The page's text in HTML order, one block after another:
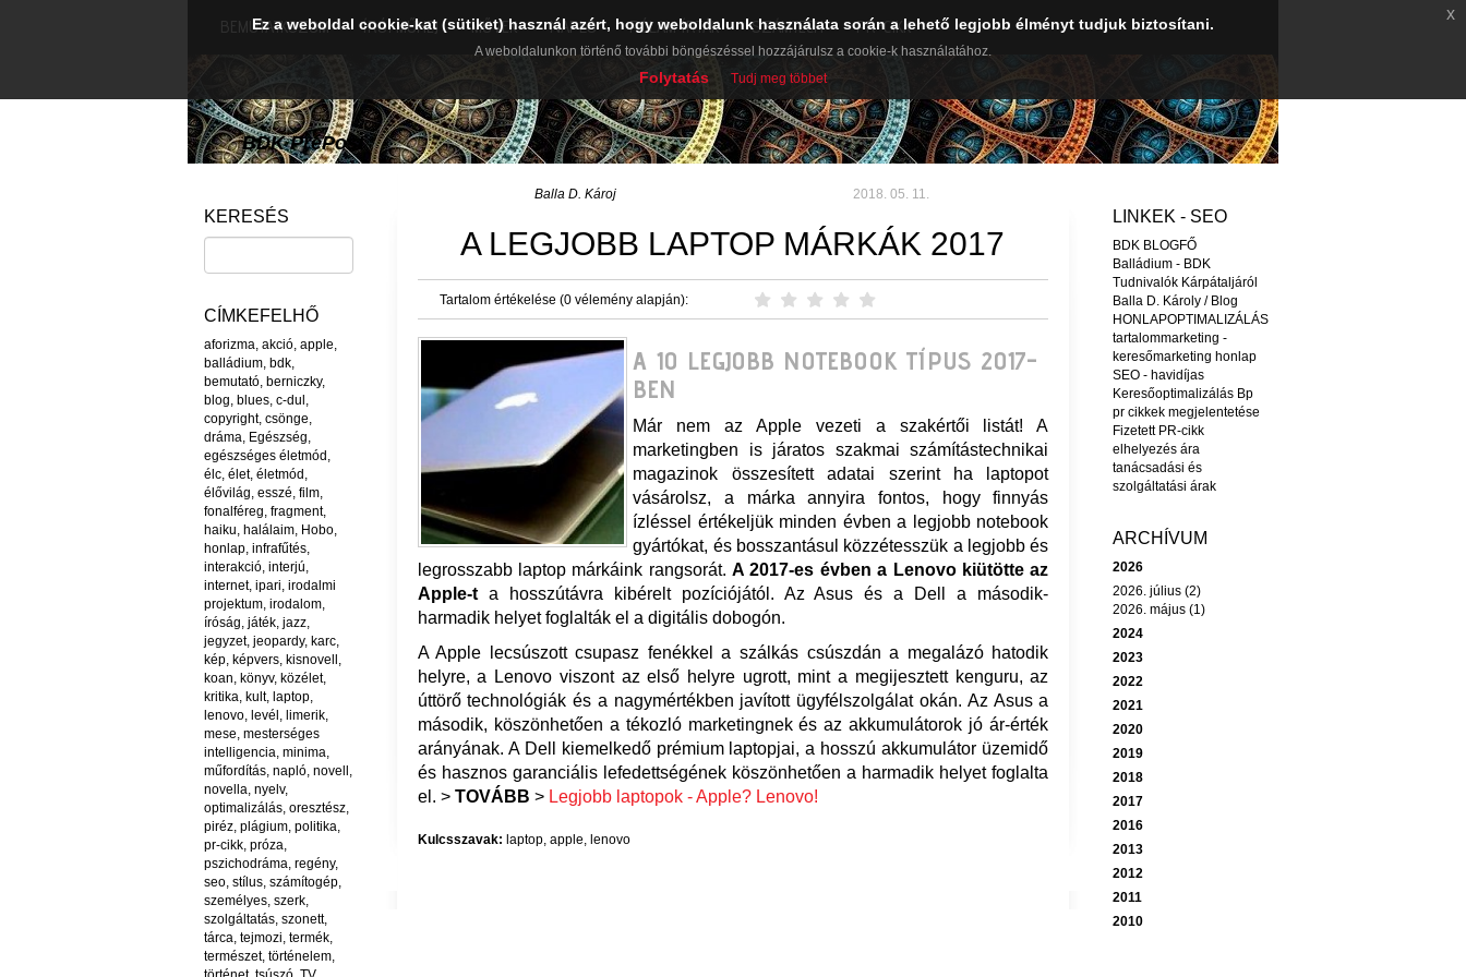
BEMUTATKOZOM ÍRÓI MŰHEJ MŰVEK NAPLÓ RÓLAM ÍRTÁK SZÁMTECH PR-CIKK
BDK PréPost
Balla D. Károj 2018. 05. 11.
A LEGJOBB LAPTOP MÁRKÁK 2017
Tartalom értékelése (0 vélemény alapján):
A 10 LEGJOBB NOTEBOOK TÍPUS 2017-
BEN
Már nem az Apple vezeti a szakértői listát! A
marketingben is járatos szakmai számítástechnikai
magazinok összesített adatai szerint ha laptopot
vásárolsz, a márka annyira fontos, hogy finnyás
ízléssel értékeljük minden évben a legjobb notebook
gyártókat, és bosszantásul közzétesszük a legjobb és
legrosszabb laptop márkáink rangsorát.A 2017-es évben a Lenovo kiütötte az
Apple-ta hosszútávra kibérelt pozíciójától. Az Asus és a Dell a második-
harmadik helyet foglalták el a digitális dobogón.
A Apple lecsúszott csupasz fenékkel a szálkás csúszdán a megalázó hatodik
helyre, a Lenovo viszont az első helyre ugrott, mint a megijesztett kenguru, az
úttörő technológiák és a nagymértékben javított ügyfélszolgálat okán. Az Asus a
második, köszönhetően a tékozló marketingnek és az akkumulátorok jó ár-érték
arányának. A Dell kiemelkedő prémium laptopjai, a hosszú akkumulátor üzemidő
és hasznos garanciális lefedettségének köszönhetően a harmadik helyet foglalta
el. > TOVÁBB > Legjobb laptopok - Apple? Lenovo!
Kulcsszavak: laptop, apple, lenovo
KERESÉS
CÍMKEFELHŐ
aforizma, akció, apple,
balládium, bdk,
bemutató, berniczky,
blog, blues, c-dul ,
copyright, csönge,
dráma, Egészség,
egészséges életmód ,
élc, élet, életmód ,
élővilág, esszé, film,
fonalféreg, fragment,
haiku, halálaim, Hobo,
honlap, infrafűtés,
interakció, interjú,
internet, ipari, irodalmi
projektum, irodalom,
íróság, játék, jazz,
jegyzet, jeopardy, karc,
kép, képvers, kisnovell ,
koan, könyv, közélet,
kritika, kult, laptop,
lenovo, levél , limerik,
mese, mesterséges
intelligencia, minima,
műfordítás, napló, novell ,
novella, nyelv,
optimalizálás, oresztész,
piréz, plágium, politika,
pr-cikk, próza,
pszichodráma, regény,
seo, stílus, számítogép,
személyes, szerk,
szolgáltatás, szonett,
tárca, tejmozi, termék,
természet, történelem,
LINKEK - SEO
BDK BLOGFŐ
Balládium - BDK
Tudnivalók Kárpátaljáról
Balla D. Károly / Blog
HONLAPOPTIMALIZÁLÁS
tartalommarketing -
keresőmarketing honlap
SEO - havidíjas
Keresőoptimalizálás Bp
pr cikkek megjelentetése
Fizetett PR-cikk
elhelyezés ára
tanácsadási és
szolgáltatási árak
ARCHÍVUM
2026
2026. július (2)
2026. május (1)
2024
2023
2022
2021
2020
2019
2018
2017
2016
2013
2012
2011
2010
Ez a weboldal cookie-kat (sütiket) használ azért, hogy weboldalunk használata során a lehető legjobb élményt tudjuk biztosítani.
A weboldalunkon történő további böngészéssel hozzájárulsz a cookie-k használatához.
Folytatás Tudj meg többet
x